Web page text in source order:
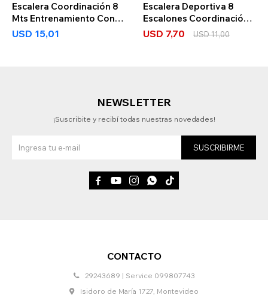
Escalera Coordinación 8
Mts Entrenamiento Con
Bolso
USD 15,01
Escalera Deportiva 8
Escalones Coordinación
+ Bolso
USD 7,70 USD11,00
CONTACTO
29243689 | Service 099807743
Isidoro de María 1727, Montevideo
NEWSLETTER
¡Suscribite y recibí todas nuestras novedades!
SUSCRIBIRME
    